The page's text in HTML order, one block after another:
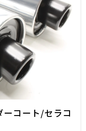
コート/セラコ